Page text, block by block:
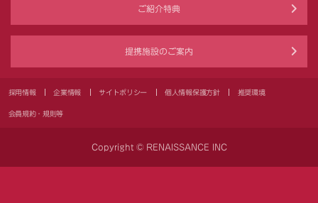
ご紹介特典
提携施設のご案内
採用情報 企業情報 サイトポリシー 個人情報保護方針 推奨環境
会員規約・規則等
Copyright © RENAISSANCE INC